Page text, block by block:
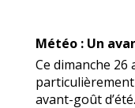
Météo : Un
Ce dimanche 26
avant-goût